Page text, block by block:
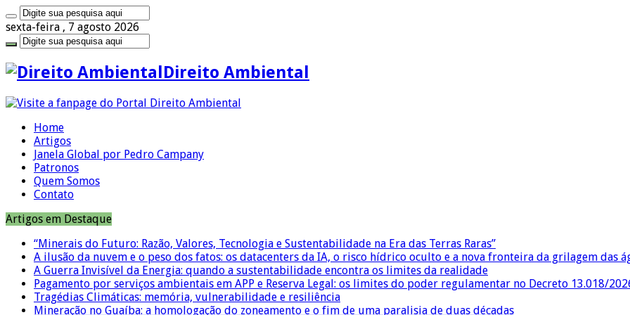
sexta-feira , 7 agosto 2026
Direito Ambiental
Home
Artigos
Janela Global por Pedro Campany
Patronos
Quem Somos
Contato
Artigos em Destaque
“Minerais do Futuro: Razão, Valores, Tecnologia e Sustentabilidade na Era das Terras Raras”
A ilusão da nuvem e o peso dos fatos: os datacenters da IA, o risco hídrico oculto e a nova fronteira da grilagem das
A Guerra Invisível da Energia: quando a sustentabilidade encontra os limites da realidade
Pagamento por serviços ambientais em APP e Reserva Legal: os limites do poder regulamentar no Decreto 13.018/
Tragédias Climáticas: memória, vulnerabilidade e resiliência
Mineração no Guaíba: a homologação do zoneamento e o fim de uma paralisia de duas décadas